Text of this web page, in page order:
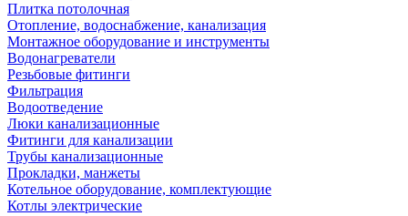
Плитка потолочная
Отопление, водоснабжение, канализация
Монтажное оборудование и инструменты
Водонагреватели
Резьбовые фитинги
Фильтрация
Водоотведение
Люки канализационные
Фитинги для канализации
Трубы канализационные
Прокладки, манжеты
Котельное оборудование, комплектующие
Котлы электрические